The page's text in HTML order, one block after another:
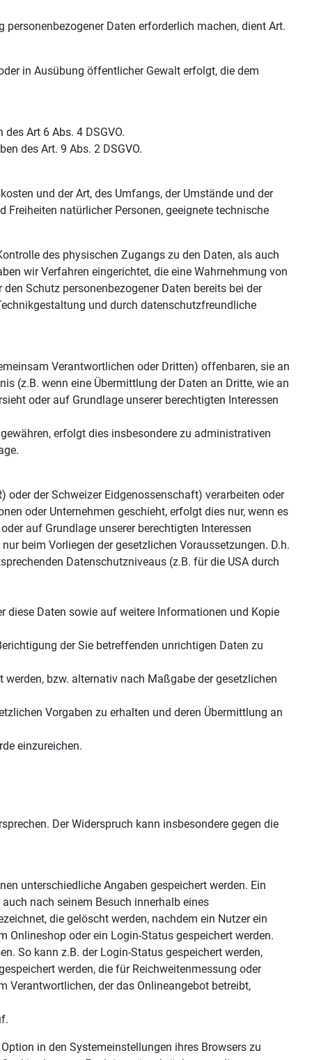
Daten erforderlich machen, dient Art.
in Ausübung öffentlicher Gewalt erfolgt, die dem
Art 6 Abs. 4 DSGVO.
des Art. 9 Abs. 2 DSGVO.
und der Art, des Umfangs, der Umstände und der
natürlicher Personen, geeignete technische
des physischen Zugangs zu den Daten, als auch
wir Verfahren eingerichtet, die eine Wahrnehmung von
Schutz personenbezogener Daten bereits bei der
und durch datenschutzfreundliche
Verantwortlichen oder Dritten) offenbaren, sie an
(z.B. wenn eine Übermittlung der Daten an Dritte, wie an
oder auf Grundlage unserer berechtigten Interessen
erfolgt dies insbesondere zu administrativen
oder der Schweizer Eidgenossenschaft) verarbeiten oder
oder Unternehmen geschieht, erfolgt dies nur, wenn es
auf Grundlage unserer berechtigten Interessen
beim Vorliegen der gesetzlichen Voraussetzungen. D.h.
Datenschutzniveaus (z.B. für die USA durch
diese Daten sowie auf weitere Informationen und Kopie
der Sie betreffenden unrichtigen Daten zu
bzw. alternativ nach Maßgabe der gesetzlichen
Vorgaben zu erhalten und deren Übermittlung an
einzureichen.
Der Widerspruch kann insbesondere gegen die
unterschiedliche Angaben gespeichert werden. Ein
nach seinem Besuch innerhalb eines
die gelöscht werden, nachdem ein Nutzer ein
Onlineshop oder ein Login-Status gespeichert werden.
So kann z.B. der Login-Status gespeichert werden,
werden, die für Reichweitenmessung oder
Verantwortlichen, der das Onlineangebot betreibt,
in den Systemeinstellungen ihres Browsers zu